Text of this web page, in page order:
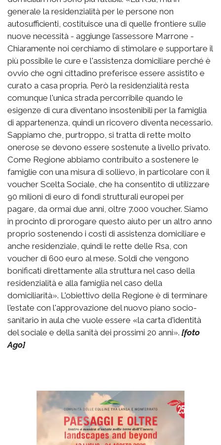
generale la residenzialità per le persone non
autosufficienti, costituisce una di quelle frontiere sulle
nuove necessità - aggiunge l’assessore Marrone -
Chiaramente noi cerchiamo di stimolare e supportare il
più possibile le cure e l'assistenza domiciliare perché è
ovvio che ogni cittadino preferisce essere assistito e
curato a casa propria. Però la residenzialità resta
comunque l'unica strada percorribile quando le
esigenze di cura diventano insostenibili per la famiglia
di appartenenza, quindi un ricovero diventa necessario.
Sappiamo che, purtroppo, si tratta di rette molto
onerose se devono essere sostenute a livello privato.
Come Regione abbiamo contribuito a sostenere le
famiglie con una misura di sollievo, in particolare con il
voucher Scelta Sociale, che ha consentito di utilizzare
90 milioni di euro di fondi strutturali europei per
pagare, da ormai due anni, oltre 7.000 voucher. Siamo
in procinto di prorogare questo aiuto per un altro anno
proprio sostenendo i costi di assistenza domiciliare e
anche residenziale, quindi le rette delle Rsa, con
voucher di 600 euro al mese. Soldi che vengono
bonificati direttamente alla struttura nel caso della
residenzialità e alla famiglia nel caso della
domiciliarità». L'obiettivo della Regione è di terminare
l'estate con l'approvazione del nuovo piano socio-
sanitario in aula che vuole essere «la carta d'identità
del sociale e della sanità dei prossimi 20 anni». [foto
Ago]